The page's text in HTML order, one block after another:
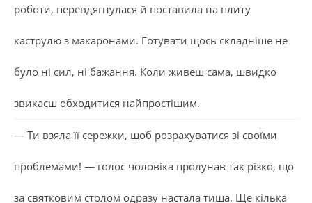
роботи, перевдягнулася й поставила на плиту
каструлю з макаронами. Готувати щось складніше не
було ні сил, ні бажання. Коли живеш сама, швидко
звикаєш обходитися найпростішим.
— Ти взяла її сережки, щоб розрахуватися зі своїми
проблемами! — голос чоловіка пролунав так різко, що
за святковим столом одразу настала тиша. Ще кілька